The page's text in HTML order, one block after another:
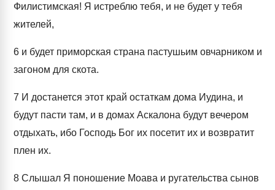
Филистимская! Я истреблю тебя, и не будет у тебя
жителей,
6 и будет приморская страна пастушьим овчарником и
загоном для скота.
7 И достанется этот край остаткам дома Иудина, и
будут пасти там, и в домах Аскалона будут вечером
отдыхать, ибо Господь Бог их посетит их и возвратит
плен их.
8 Слышал Я поношение Моава и ругательства сынов